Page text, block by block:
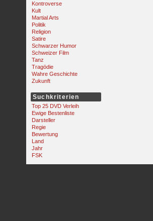
Kontroverse
Kult
Martial Arts
Politik
Religion
Satire
Schwarzer Humor
Schweizer Film
Tanz
Tragödie
Wahre Geschichte
Zukunft
Suchkriterien
Top 25 DVD Verleih
Ewige Bestenliste
Darsteller
Regie
Bewertung
Land
Jahr
FSK